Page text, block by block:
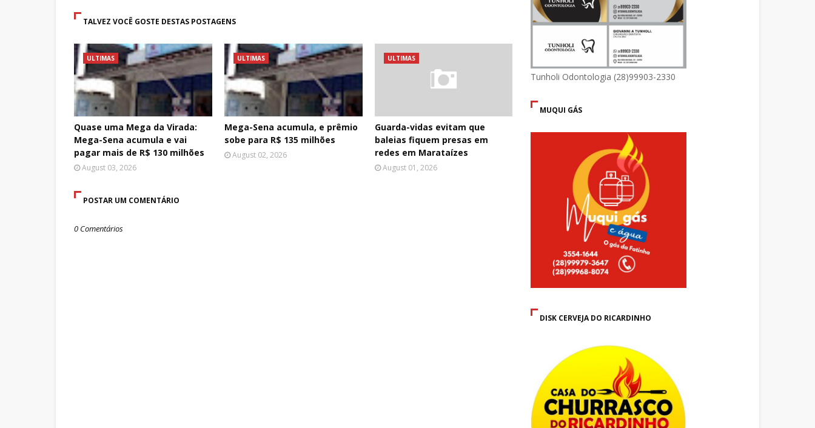
TALVEZ VOCÊ GOSTE DESTAS POSTAGENS
ULTIMAS
Quase uma Mega da Virada:
Mega-Sena acumula e vai
pagar mais de R$ 130 milhões
August 03, 2026
ULTIMAS
Mega-Sena acumula, e prêmio
sobe para R$ 135 milhões
August 02, 2026
ULTIMAS
Guarda-vidas evitam que
baleias fiquem presas em
redes em Marataízes
August 01, 2026
POSTAR UM COMENTÁRIO
0 Comentários
Tunholi Odontologia (28)99903-2330
MUQUI GÁS
DISK CERVEJA DO RICARDINHO